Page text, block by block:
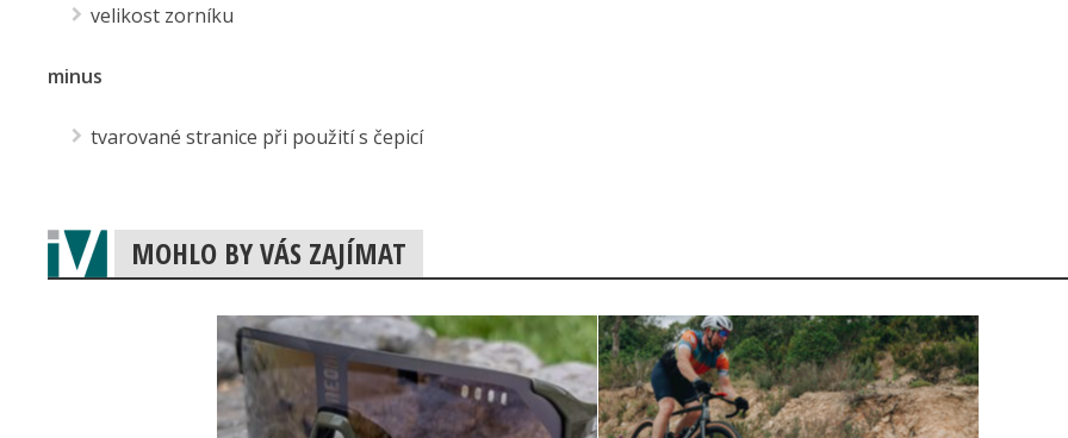
velikost zorníku
minus
tvarované stranice při použití s čepicí
MOHLO BY VÁS ZAJÍMAT